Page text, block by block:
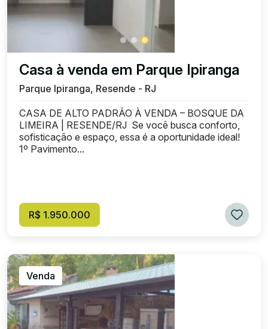
Casa à venda em Parque Ipiranga
Parque Ipiranga, Resende - RJ
CASA DE ALTO PADRÃO À VENDA – BOSQUE DA
LIMEIRA | RESENDE/RJ Se você busca conforto,
sofisticação e espaço, essa é a oportunidade ideal!
1º Pavimento...
R$ 1.950.000
Venda